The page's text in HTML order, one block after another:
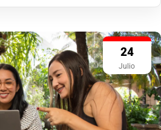
24
Julio